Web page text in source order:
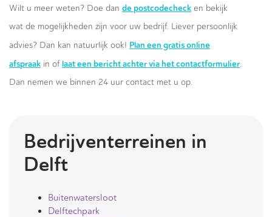
Wilt u meer weten? Doe dan de postcodecheck en bekijk
wat de mogelijkheden zijn voor uw bedrijf. Liever persoonlijk
advies? Dan kan natuurlijk ook! Plan een gratis online
afspraak in of laat een bericht achter via het contactformulier.
Dan nemen we binnen 24 uur contact met u op.
Bedrijventerreinen in
Delft
Buitenwatersloot
Delftechpark